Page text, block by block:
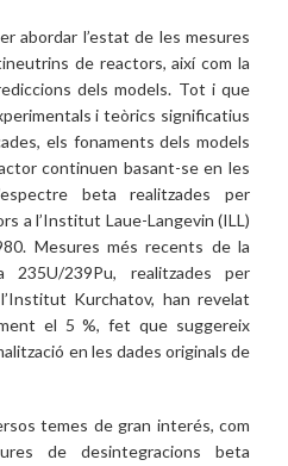
abordar l’estat de les mesures
de reactors, així com la
dels models. Tot i que
i teòrics significatius
els fonaments dels models
continuen basant-se en les
beta realitzades per
a l’Institut Laue-Langevin (ILL)
Mesures més recents de la
235U/239Pu, realitzades per
Kurchatov, han revelat
el 5 %, fet que suggereix
en les dades originals de
temes de gran interés, com
de desintegracions beta